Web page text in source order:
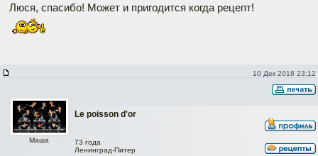
Люся, спасибо! Может и пригодится когда рецепт!
10 Дек 2018 23:12
Le poisson d'or
Маша
73 года
Ленинград-Питер